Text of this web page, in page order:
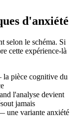
d'anxiété
selon le schéma. Si
cette expérience-là
pièce cognitive du
l'analyse devient
jamais
une variante anxiété